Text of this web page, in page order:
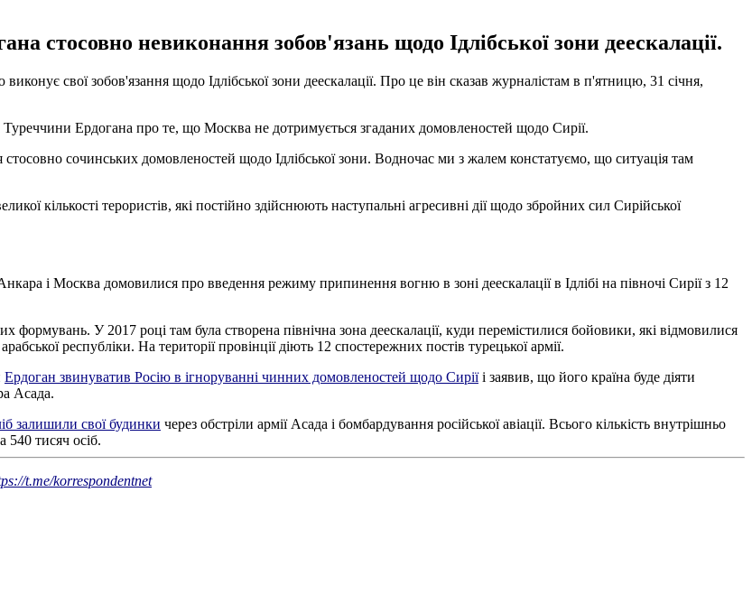
стосовно невиконання зобов'язань щодо Ідлібської зони деескалації.
свої зобов'язання щодо Ідлібської зони деескалації. Про це він сказав журналістам в п'ятницю, 31 січня,
Туреччини Ердогана про те, що Москва не дотримується згаданих домовленостей щодо Сирії.
сочинських домовленостей щодо Ідлібської зони. Водночас ми з жалем констатуємо, що ситуація там
кількості терористів, які постійно здійснюють наступальні агресивні дії щодо збройних сил Сирійської
і Москва домовилися про введення режиму припинення вогню в зоні деескалації в Ідлібі на півночі Сирії з 12
формувань. У 2017 році там була створена північна зона деескалації, куди перемістилися бойовики, які відмовилися
республіки. На території провінції діють 12 спостережних постів турецької армії.
Ердоган звинуватив Росію в ігноруванні чинних домовленостей щодо Сиріїі заявив, що його країна буде діяти
Асада.
залишили свої будинки через обстріли армії Асада і бомбардування російської авіації. Всього кількість внутрішньо
540 тисяч осіб.
t.me/korrespondentnet